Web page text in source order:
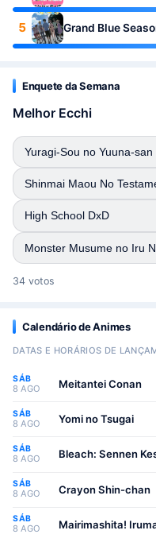
5 Grand Blue
Enquete da Semana
Melhor Ecchi
Yuragi-Sou no Yuuna-san
Shinmai Maou No
High School DxD
Monster Musume no Iru
34 votos
Calendário de Animes
DATAS E HORÁRIOS DE
SÁB
8 AGO Meitantei Conan
SÁB
8 AGO Yomi no Tsugai
SÁB
8 AGO Bleach: Sennen
SÁB
8 AGO Crayon Shin-chan
SÁB
8 AGO Mairimashita!